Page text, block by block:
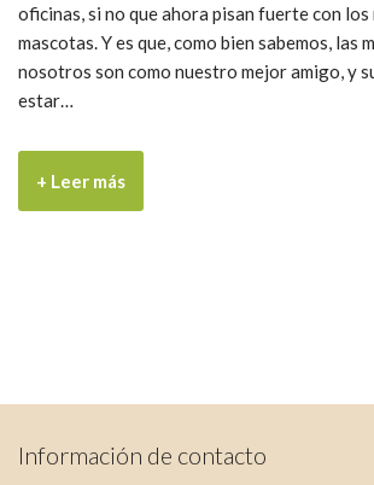
oficinas, si no que ahora pisan fuerte con los
mascotas. Y es que, como bien sabemos, las
nosotros son como nuestro mejor amigo, y
estar…
+ Leer más
Información de contacto